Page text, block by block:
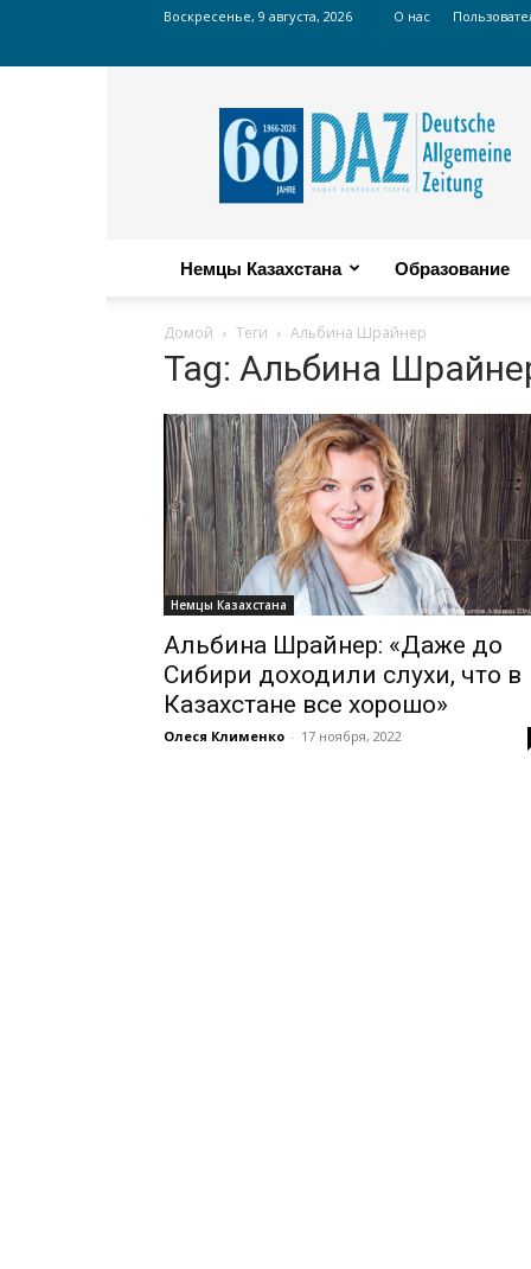
Воскресенье, 9 августа, 2026 О нас
Russian
DAZ
Немцы Казахстана Образование
Домой Теги Альбина Шрайнер
Tag: Альбина
Немцы Казахстана
Альбина Шрайнер: «Даже до
Сибири доходили слухи, что в
Казахстане все хорошо»
Олеся Клименко - 17 ноября, 2022